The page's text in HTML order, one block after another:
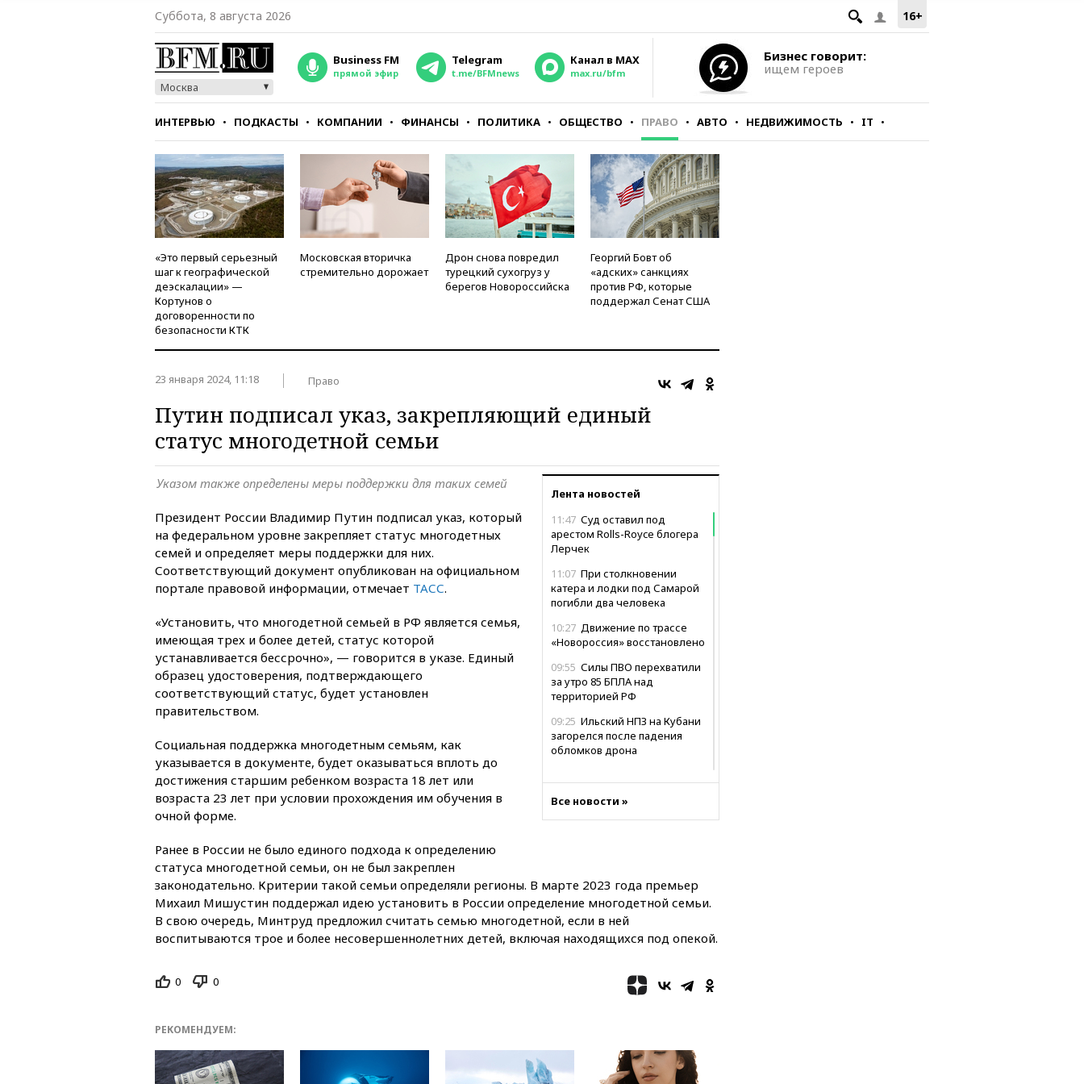
16+
Суббота, 8 августа 2026
Москва
Business FM
прямой эфир
Telegram
t.me/BFMnews
Канал в MAX
max.ru/bfm
Бизнес говорит:
ищем героев
ИНТЕРВЬЮ ПОДКАСТЫ КОМПАНИИ ФИНАНСЫ ПОЛИТИКА ОБЩЕСТВО ПРАВО АВТО НЕДВИЖИМОСТЬ IT
СТИЛЬ ТЕСТЫ
«Это первый серьезный
шаг к географической
деэскалации» —
Кортунов о
договоренности по
безопасности КТК
Московская вторичка
стремительно дорожает
Дрон снова повредил
турецкий сухогруз у
берегов Новороссийска
Георгий Бовт об
«адских» санкциях
против РФ, которые
поддержал Сенат США
23 января 2024, 11:18 Право
Путин подписал указ, закрепляющий единый
статус многодетной семьи
Лента новостей
11:47 Суд оставил под
арестом Rolls-Royce блогера
Лерчек
11:07 При столкновении
катера и лодки под Самарой
погибли два человека
10:27 Движение по трассе
«Новороссия» восстановлено
09:55 Силы ПВО перехватили
за утро 85 БПЛА над
территорией РФ
09:25 Ильский НПЗ на Кубани
загорелся после падения
обломков дрона
подлете к Москве
08:16 Лукашенко призвал
белорусов покупать избы в
селах
07:30Нигерия стала
США и Колумбия
присутствие в Сеуте на фоне
миграционного кризиса
Все новости »
Указом также определены меры поддержки для таких семей
Президент России Владимир Путин подписал указ, который
на федеральном уровне закрепляет статус многодетных
семей и определяет меры поддержки для них.
Соответствующий документ опубликован на официальном
портале правовой информации, отмечает ТАСС.
«Установить, что многодетной семьей в РФ является семья,
имеющая трех и более детей, статус которой
устанавливается бессрочно», — говорится в указе. Единый
образец удостоверения, подтверждающего
соответствующий статус, будет установлен
правительством.
Социальная поддержка многодетным семьям, как
указывается в документе, будет оказываться вплоть до
достижения старшим ребенком возраста 18 лет или
возраста 23 лет при условии прохождения им обучения в
очной форме.
Ранее в России не было единого подхода к определению
статуса многодетной семьи, он не был закреплен
законодательно. Критерии такой семьи определяли регионы. В марте 2023 года премьер
Михаил Мишустин поддержал идею установить в России определение многодетной семьи.
В свою очередь, Минтруд предложил считать семью многодетной, если в ней
воспитываются трое и более несовершеннолетних детей, включая находящихся под опекой.
0 0
РЕКОМЕНДУЕМ: